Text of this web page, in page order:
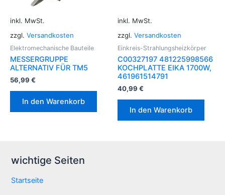
inkl. MwSt.
zzgl. Versandkosten
Elektromechanische Bauteile
MESSERGRUPPE
ALTERNATIV FÜR TM5
56,99 €
In den Warenkorb
inkl. MwSt.
zzgl. Versandkosten
Einkreis-Strahlungsheizkörper
C00327197 481225998566
KOCHPLATTE EIKA 1700W,
461961514791
40,99 €
In den Warenkorb
wichtige Seiten
Startseite